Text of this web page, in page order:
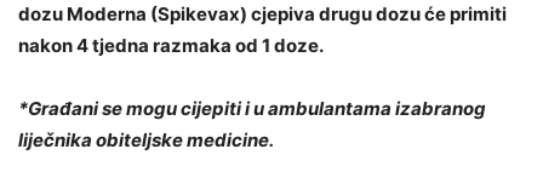
dozu Moderna (Spikevax) cjepiva drugu dozu će primiti
nakon 4 tjedna razmaka od 1 doze.
*Građani se mogu cijepiti i u ambulantama izabranog
liječnika obiteljske medicine.